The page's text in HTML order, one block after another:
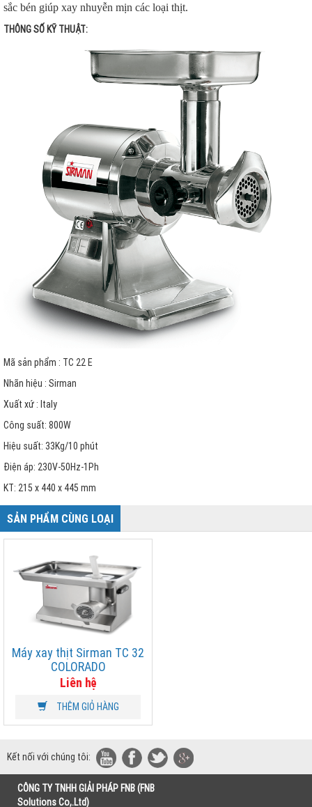
sắc bén giúp xay nhuyễn mịn các loại thịt.
THÔNG SỐ KỸ THUẬT:
Mã sản phẩm : TC 22 E
Nhãn hiệu : Sirman
Xuất xứ : Italy
Công suất: 800W
Hiệu suất: 33Kg/10 phút
Điện áp: 230V-50Hz-1Ph
KT: 215 x 440 x 445 mm
SẢN PHẨM CÙNG LOẠI
Máy xay thịt Sirman TC 32
COLORADO
Liên hệ
THÊM GIỎ HÀNG
Kết nối với chúng tôi:
CÔNG TY TNHH GIẢI PHÁP FNB (FNB
Solutions Co,.Ltd)